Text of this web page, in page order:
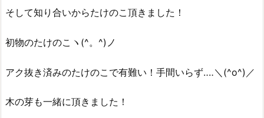
そして知り合いからたけのこ頂きました！
初物のたけのこヽ(^。^)ノ
アク抜き済みのたけのこで有難い！手間いらず‥‥＼(^o^)／
木の芽も一緒に頂きました！